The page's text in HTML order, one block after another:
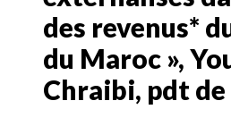
des revenus*
du Maroc »,
Chraibi, pdt de